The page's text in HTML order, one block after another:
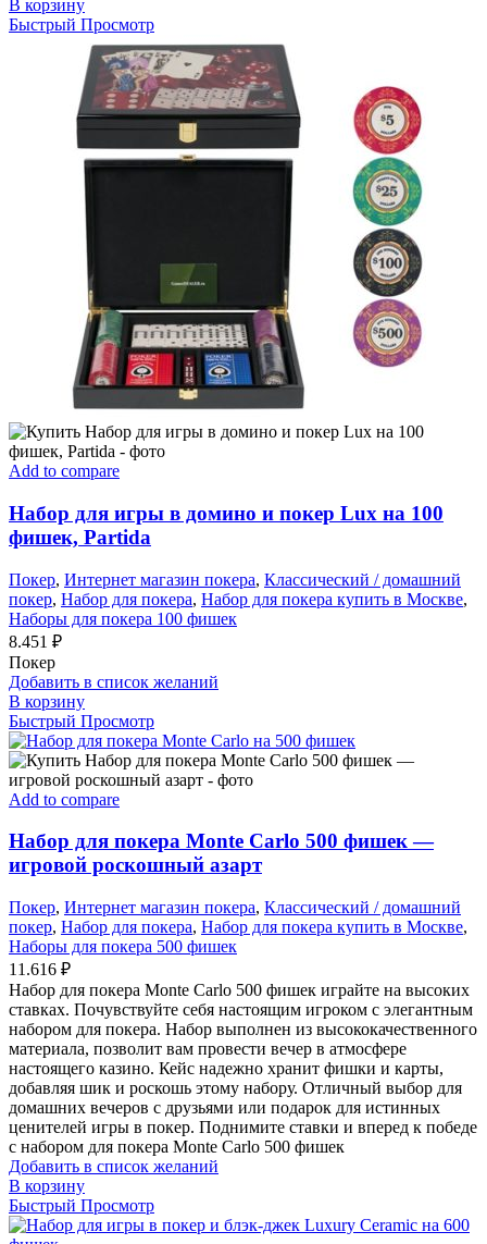
В корзину
Быстрый Просмотр
Add to compare
Набор для игры в домино и покер Lux на 100
фишек, Partida
Покер, Интернет магазин покера, Классический / домашний
покер, Набор для покера, Набор для покера купить в Москве,
Наборы для покера 100 фишек
8.451 ₽
Покер
Добавить в список желаний
В корзину
Быстрый Просмотр
Add to compare
Набор для покера Monte Carlo 500 фишек —
игровой роскошный азарт
Покер, Интернет магазин покера, Классический / домашний
покер, Набор для покера, Набор для покера купить в Москве,
Наборы для покера 500 фишек
11.616 ₽
Набор для покера Monte Carlo 500 фишек играйте на высоких
ставках. Почувствуйте себя настоящим игроком с элегантным
набором для покера. Набор выполнен из высококачественного
материала, позволит вам провести вечер в атмосфере
настоящего казино. Кейс надежно хранит фишки и карты,
добавляя шик и роскошь этому набору. Отличный выбор для
домашних вечеров с друзьями или подарок для истинных
ценителей игры в покер. Поднимите ставки и вперед к победе
с набором для покера Monte Carlo 500 фишек
Добавить в список желаний
В корзину
Быстрый Просмотр